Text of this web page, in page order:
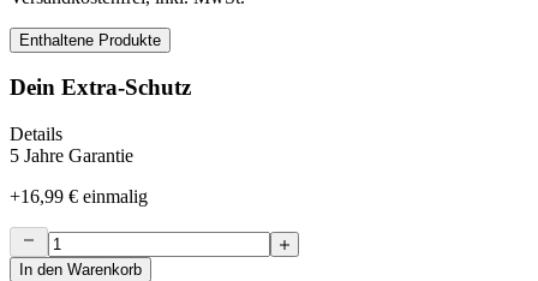
Enthaltene Produkte
Dein Extra-Schutz
Details
5 Jahre Garantie
+16,99 € einmalig
In den Warenkorb